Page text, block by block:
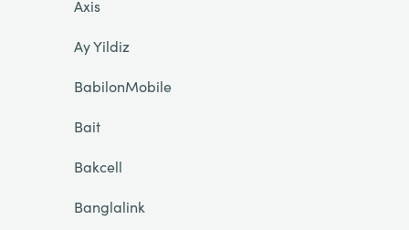
Axis
Ay Yildiz
BabilonMobile
Bait
Bakcell
Banglalink